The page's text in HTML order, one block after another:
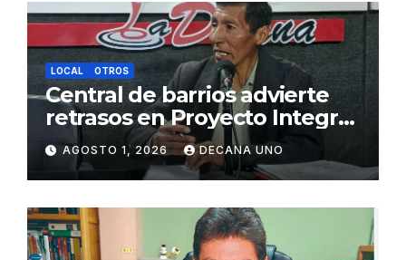
LOCAL OTROS
Central de barrios advierte
retrasos en Proyecto Integral
de Agua y Alcantarillado para
Juliaca
AGOSTO 1, 2026 DECANA UNO